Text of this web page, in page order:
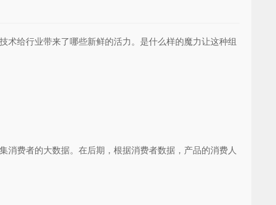
术给行业带来了哪些新鲜的活力。是什么样的魔力让这种组
费者的大数据。在后期，根据消费者数据，产品的消费人